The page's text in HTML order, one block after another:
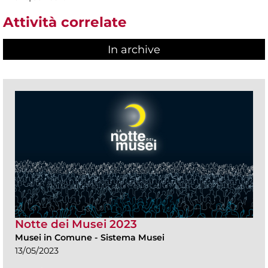
Attività correlate
In archive
Notte dei Musei 2023
Musei in Comune - Sistema Musei
13/05/2023